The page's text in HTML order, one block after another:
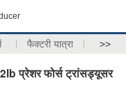
फैक्टरी यात्रा >>
प्रेशर फोर्स ट्रांसड्यूसर